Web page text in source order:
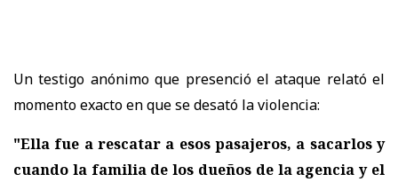
Un testigo anónimo que presenció el ataque relató el
momento exacto en que se desató la violencia:
"Ella fue a rescatar a esos pasajeros, a sacarlos y
cuando la familia de los dueños de la agencia y el